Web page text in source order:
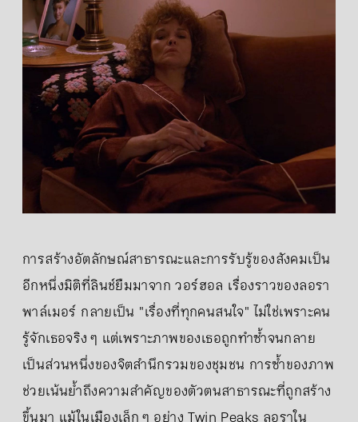
การสร้างอัตลักษณ์สาธารณะและการรับรู้ของสังคมเป็น
อีกหนึ่งมิติที่ลินช์ยืมมาจาก วอร์ฮอล เรื่องราวของลอรา
พาล์เมอร์ กลายเป็น "เรื่องที่ทุกคนสนใจ" ไม่ใช่เพราะคน
รู้จักเธอจริง ๆ แต่เพราะภาพของเธอถูกทำซ้ำจนกลาย
เป็นส่วนหนึ่งของจิตสำนึกรวมของชุมชน การซ้ำของภาพ
ช่วยเน้นย้ำถึงความสำคัญของตัวตนสาธารณะที่ถูกสร้าง